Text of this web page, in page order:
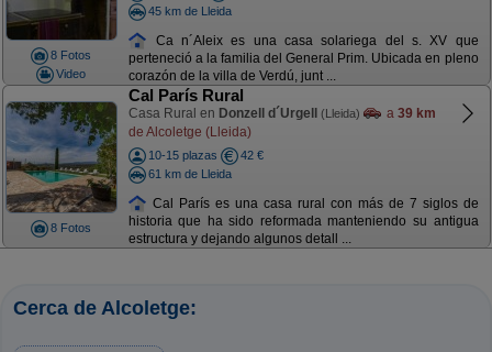
8 Fotos
Video
45 km de Lleida
Ca n´Aleix es una casa solariega del s. XV que
perteneció a la familia del General Prim. Ubicada en pleno
corazón de la villa de Verdú, junt ...
8 Fotos
Cal París Rural
Casa Rural en Donzell d´Urgell (Lleida) a 39 km
de Alcoletge (Lleida)
10-15 plazas
42 €
61 km de Lleida
Cal París es una casa rural con más de 7 siglos de
historia que ha sido reformada manteniendo su antigua
estructura y dejando algunos detall ...
Cerca de Alcoletge: